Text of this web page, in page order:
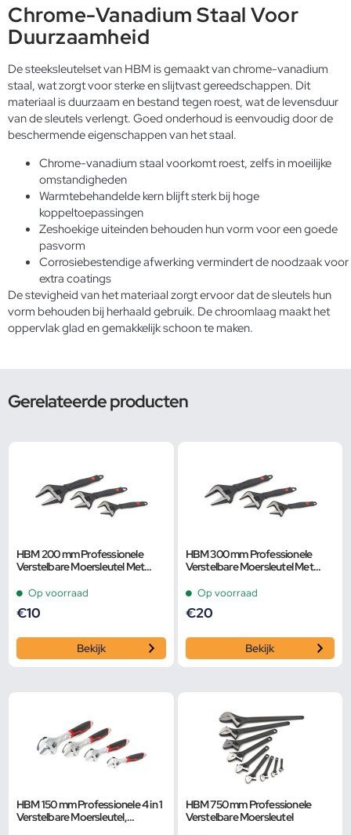
Chrome-Vanadium Staal Voor
Duurzaamheid
De steeksleutelset van HBM is gemaakt van chrome-vanadium
staal, wat zorgt voor sterke en slijtvast gereedschappen. Dit
materiaal is duurzaam en bestand tegen roest, wat de levensduur
van de sleutels verlengt. Goed onderhoud is eenvoudig door de
beschermende eigenschappen van het staal.
Chrome-vanadium staal voorkomt roest, zelfs in moeilijke
omstandigheden
Warmtebehandelde kern blijft sterk bij hoge
koppeltoepassingen
Zeshoekige uiteinden behouden hun vorm voor een goede
pasvorm
Corrosiebestendige afwerking vermindert de noodzaak voor
extra coatings
De stevigheid van het materiaal zorgt ervoor dat de sleutels hun
vorm behouden bij herhaald gebruik. De chroomlaag maakt het
oppervlak glad en gemakkelijk schoon te maken.
Gerelateerde producten
HBM 200 mm Professionele
Verstelbare Moersleutel Met
Smalle Bek
Op voorraad
€10
Bekijk
HBM 300 mm Professionele
Verstelbare Moersleutel Met
Smalle Bek
Op voorraad
€20
Bekijk
HBM 150 mm Professionele 4 in 1
Verstelbare Moersleutel,
HBM 750 mm Professionele
Verstelbare Moersleutel